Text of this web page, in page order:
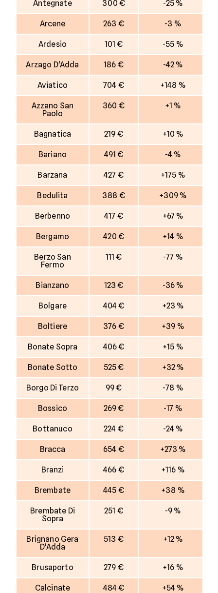
Antegnate 300 € -25 %
Arcene 263 € -3 %
Ardesio 101 € -55 %
Arzago D'Adda 186 € -42 %
Aviatico 704 € +148 %
Azzano San
Paolo
360 € +1 %
Bagnatica 219 € +10 %
Bariano 491 € -4 %
Barzana 427 € +175 %
Bedulita 388 € +309 %
Berbenno 417 € +67 %
Bergamo 420 € +14 %
Berzo San
Fermo
111 € -77 %
Bianzano 123 € -36 %
Bolgare 404 € +23 %
Boltiere 376 € +39 %
Bonate Sopra 406 € +15 %
Bonate Sotto 525 € +32 %
Borgo Di Terzo 99 € -78 %
Bossico 269 € -17 %
Bottanuco 224 € -24 %
Bracca 654 € +273 %
Branzi 466 € +116 %
Brembate 445 € +38 %
Brembate Di
Sopra
251 € -9 %
Brignano Gera
D'Adda
513 € +12 %
Brusaporto 279 € +16 %
Calcinate 484 € +54 %